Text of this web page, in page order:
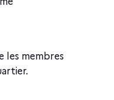
les membres